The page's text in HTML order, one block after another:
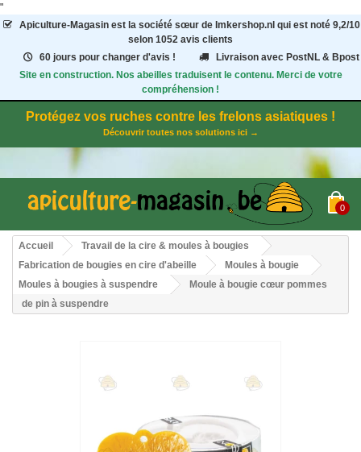
"
Apiculture-Magasinest la société sœur de Imkershop.nl qui est noté 9,2/10
selon 1052 avis clients
60 jours pour changer d'avis !
Livraison avec PostNL & Bpost
Site en construction. Nos abeilles traduisent le contenu. Merci de votre
compréhension !
Protégez vos ruches contre les frelons asiatiques !
Découvrir toutes nos solutions ici →
0
Accueil
Travail de la cire & moules à bougies
Fabrication de bougies en cire d'abeille
Moules à bougie
Moules à bougies à suspendre
Moule à bougie cœur pommes
de pin à suspendre